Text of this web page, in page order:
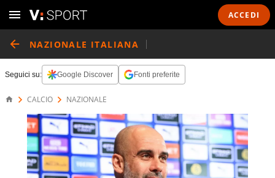
ACCEDI
NAZIONALE ITALIANA
Seguici su: Google Discover Fonti preferite
CALCIO NAZIONALE